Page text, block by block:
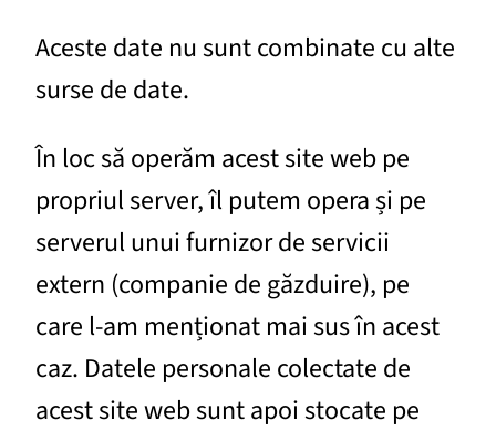
Aceste date nu sunt combinate cu alte
surse de date.
În loc să operăm acest site web pe
propriul server, îl putem opera și pe
serverul unui furnizor de servicii
extern (companie de găzduire), pe
care l-am menționat mai sus în acest
caz. Datele personale colectate de
acest site web sunt apoi stocate pe